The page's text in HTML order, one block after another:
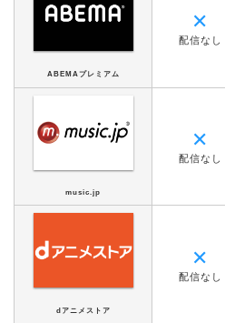
ABEMAプレミアム
✕
配信なし
music.jp
✕
配信なし
dアニメストア
✕
配信なし